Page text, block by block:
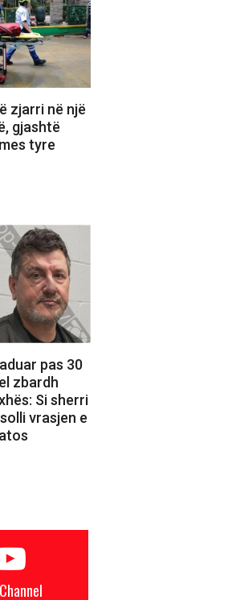
zjarri në një
gjashtë
tyre
pas 30
zbardh
Si sherri
vrasjen e